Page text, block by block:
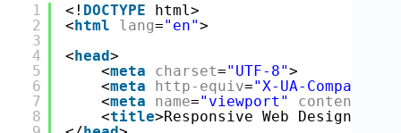
1
2
3
4
5
6
7
8
<! DOCTYPE
html>
<html lang="en">
<head>
<meta charset="UTF-8">
<meta http-equiv="X-UA-
<meta name="viewport" content
<title>Responsive Web Design -